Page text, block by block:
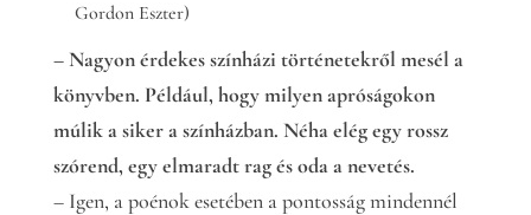
Gordon Eszter)
– Nagyon érdekes színházi történetekről mesél a
könyvben. Például, hogy milyen apróságokon
múlik a siker a színházban. Néha elég egy rossz
szórend, egy elmaradt rag és oda a nevetés.
– Igen, a poénok esetében a pontosság mindennél